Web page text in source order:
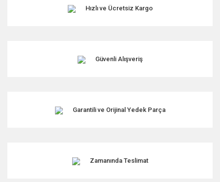
Hızlı ve Ücretsiz Kargo
Güvenli Alışveriş
Garantili ve Orijinal Yedek Parça
Zamanında Teslimat